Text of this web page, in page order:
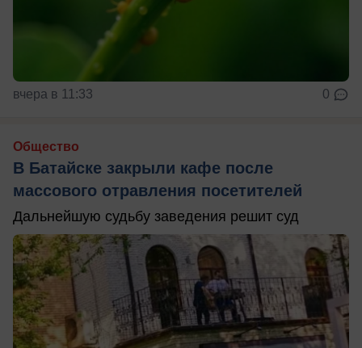
вчера в 11:33 0
Общество
В Батайске закрыли кафе после
массового отравления посетителей
Дальнейшую судьбу заведения решит суд